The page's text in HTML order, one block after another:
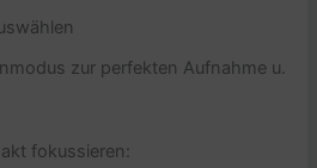
zur perfekten Aufnahme u.
fokussieren: